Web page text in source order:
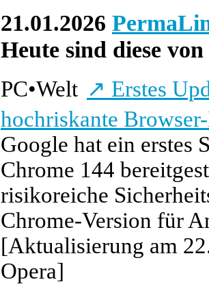
21.01.2026
Heute sind diese
PC•Welt ↗ Erstes
hochriskante
Google hat ein erstes
Chrome 144
risikoreiche
Chrome-Version für
[Aktualisierung am
Opera]